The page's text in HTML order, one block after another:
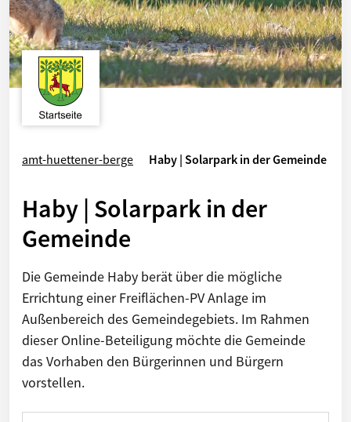
amt-huettener-berge Haby | Solarpark in der Gemeinde
Haby | Solarpark in der
Gemeinde
Die Gemeinde Haby berät über die mögliche
Errichtung einer Freiflächen-PV Anlage im
Außenbereich des Gemeindegebiets. Im Rahmen
dieser Online-Beteiligung möchte die Gemeinde
das Vorhaben den Bürgerinnen und Bürgern
vorstellen.